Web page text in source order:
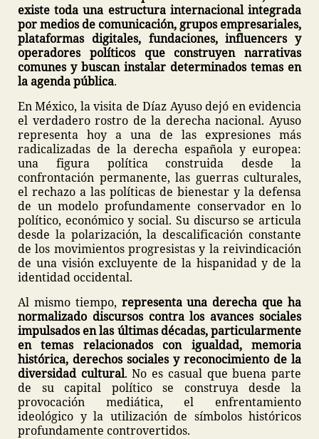
existe toda una estructura internacional integrada
por medios de comunicación, grupos empresariales,
plataformas digitales, fundaciones, influencers y
operadores políticos que construyen narrativas
comunes y buscan instalar determinados temas en
la agenda pública.
En México, la visita de Díaz Ayuso dejó en evidencia
el verdadero rostro de la derecha nacional. Ayuso
representa hoy a una de las expresiones más
radicalizadas de la derecha española y europea:
una figura política construida desde la
confrontación permanente, las guerras culturales,
el rechazo a las políticas de bienestar y la defensa
de un modelo profundamente conservador en lo
político, económico y social. Su discurso se articula
desde la polarización, la descalificación constante
de los movimientos progresistas y la reivindicación
de una visión excluyente de la hispanidad y de la
identidad occidental.
Al mismo tiempo, representa una derecha que ha
normalizado discursos contra los avances sociales
impulsados en las últimas décadas, particularmente
en temas relacionados con igualdad, memoria
histórica, derechos sociales y reconocimiento de la
diversidad cultural. No es casual que buena parte
de su capital político se construya desde la
provocación mediática, el enfrentamiento
ideológico y la utilización de símbolos históricos
profundamente controvertidos.